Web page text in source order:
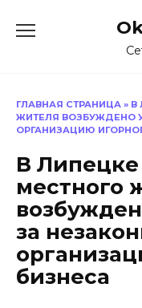
ГЛАВНАЯ СТРАНИЦА » В
ЖИТЕЛЯ ВОЗБУЖДЕНО
ОРГАНИЗАЦИЮ
В
местного
за
бизнеса